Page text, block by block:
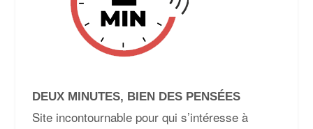
DEUX MINUTES, BIEN DES PENSÉES
Site incontournable pour qui s’intéresse à